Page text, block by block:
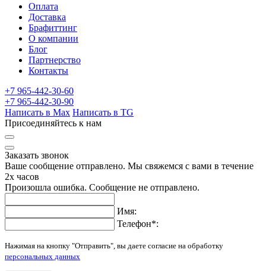
Оплата
Доставка
Брафиттинг
О компании
Блог
Партнерство
Контакты
+7 965-442-30-60
+7 965-442-30-90
Написать в Max Написать в TG
Присоединяйтесь к нам
Заказать звонок
Ваше сообщение отправлено. Мы свяжемся с вами в течение
2х часов
Произошла ошибка. Сообщение не отправлено.
Имя:
Телефон*:
Нажимая на кнопку "Отправить", вы даете согласие на обработку
персональных данных